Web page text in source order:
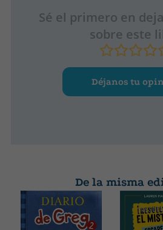
Sé el primero en
sobre este
Déjanos tu
De la misma